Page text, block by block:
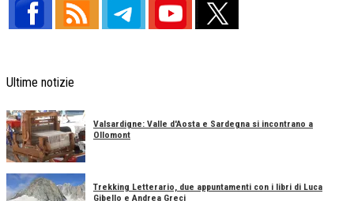
Ultime notizie
Valsardigne: Valle d'Aosta e Sardegna si incontrano a
Ollomont
Trekking Letterario, due appuntamenti con i libri di Luca
Gibello e Andrea Greci